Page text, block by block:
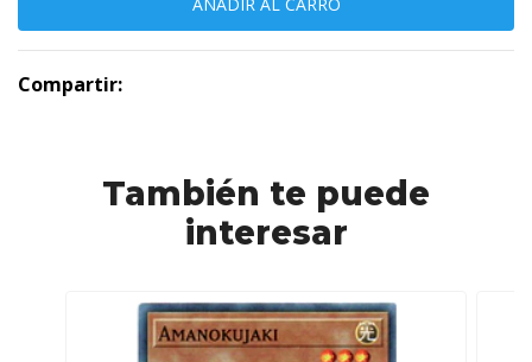
Compartir:
También te puede
interesar